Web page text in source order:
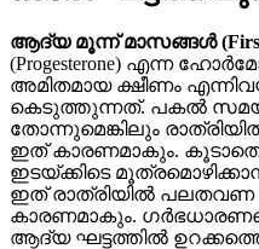
ആദ്യ മൂന്ന് മാസങ്ങൾ (First
(Progesterone) എന്ന
അമിതമായ ക്ഷീണം
കെടുത്തുന്നത്. പകൽ
തോന്നുമെങ്കിലും
ഇത് കാരണമാകും.
ഇടയ്ക്കിടെ
ഇത് രാത്രിയിൽ പലതവണ
കാരണമാകും.
ആദ്യ ഘട്ടത്തിൽ